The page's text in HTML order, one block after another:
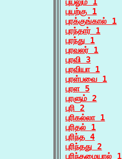
புயற்கு 1
புரக்குங்கால் 1
புரந்தார் 1
புரந்து 1
புரவலர் 1
புரவி 3
புரவியா 1
புரள்பவை 1
புரள 5
புரளும் 2
புரி 2
புரிகல்லா 1
புரிதல் 1
புரிந்த 4
புரிந்தது 2
புரிந்தமையால் 1